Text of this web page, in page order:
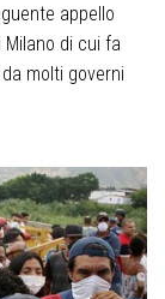
appello
di cui fa
molti governi